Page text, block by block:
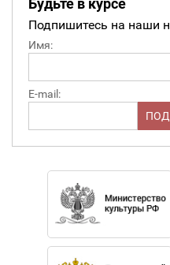
Будьте в курсе
Подпишитесь на наши
Имя:
E-mail: